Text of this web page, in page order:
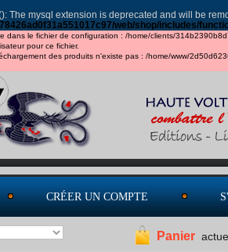
The mysql extension is deprecated and will be
web/shop/includes/
dans le fichier de configuration : /home/clients/
pour ce fichier.
des produits n'existe pas : /home/www/
CRÉER UN COMPTE
Panier